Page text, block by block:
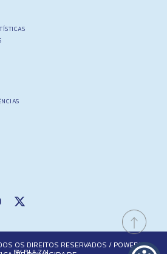
OS DIREITOS RESERVADOS / POWERED